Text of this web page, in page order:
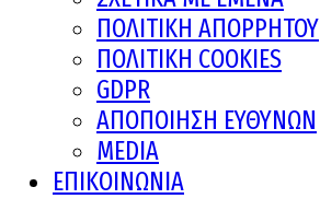
ΠΟΛΙΤΙΚΗ ΑΠΟΡΡΗΤΟΥ
ΠΟΛΙΤΙΚΗ COOKIES
GDPR
ΑΠΟΠΟΙΗΣΗ ΕΥΘΥΝΩΝ
MEDIA
ΕΠΙΚΟΙΝΩΝΙΑ